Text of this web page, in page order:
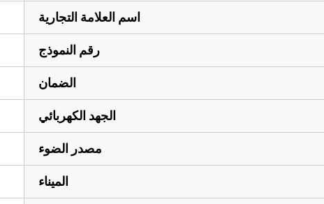
اسم العلامة التجارية
رقم النموذج
الضمان
الجهد الكهربائي
مصدر الضوء
الميناء